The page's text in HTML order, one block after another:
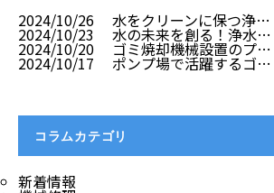
2024/10/26 水をクリーンに保つ浄…
2024/10/23 水の未来を創る！浄水…
2024/10/20 ゴミ焼却機械設置のプ…
2024/10/17 ポンプ場で活躍するゴ…
コラムカテゴリ
新着情報